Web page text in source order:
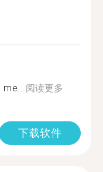
阅读更多
下载软件